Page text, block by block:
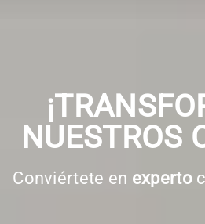
NUESTROS
Conviértete en experto